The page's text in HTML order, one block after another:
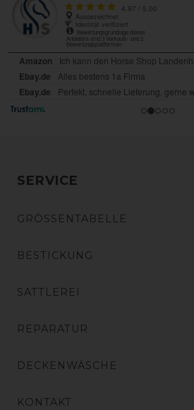
SERVICE
GRÖSSENTABELLE
BESTICKUNG
SATTLEREI
REPARATUR
DECKENWÄSCHE
KONTAKT